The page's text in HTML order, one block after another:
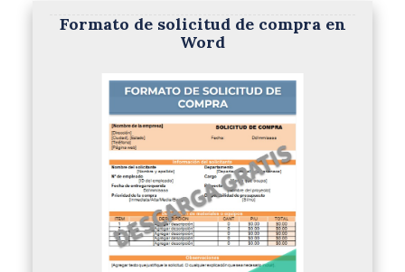
Formato de solicitud de compra en
Word